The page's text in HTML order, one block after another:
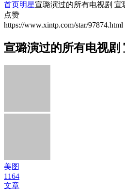
首页明星宣璐演过的所有电视剧 宣
点赞
https://www.xintp.com/star/97874.html
宣璐演过的所有电视剧
美图
1164
文章